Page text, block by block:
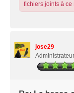
fichiers joints à ce
jose29